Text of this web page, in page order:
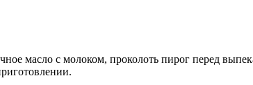
масло с молоком, проколоть пирог перед